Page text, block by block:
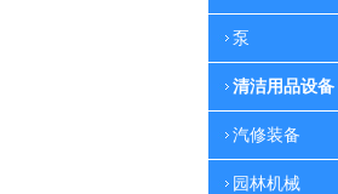
泵
清洁用品设备
汽修装备
园林机械